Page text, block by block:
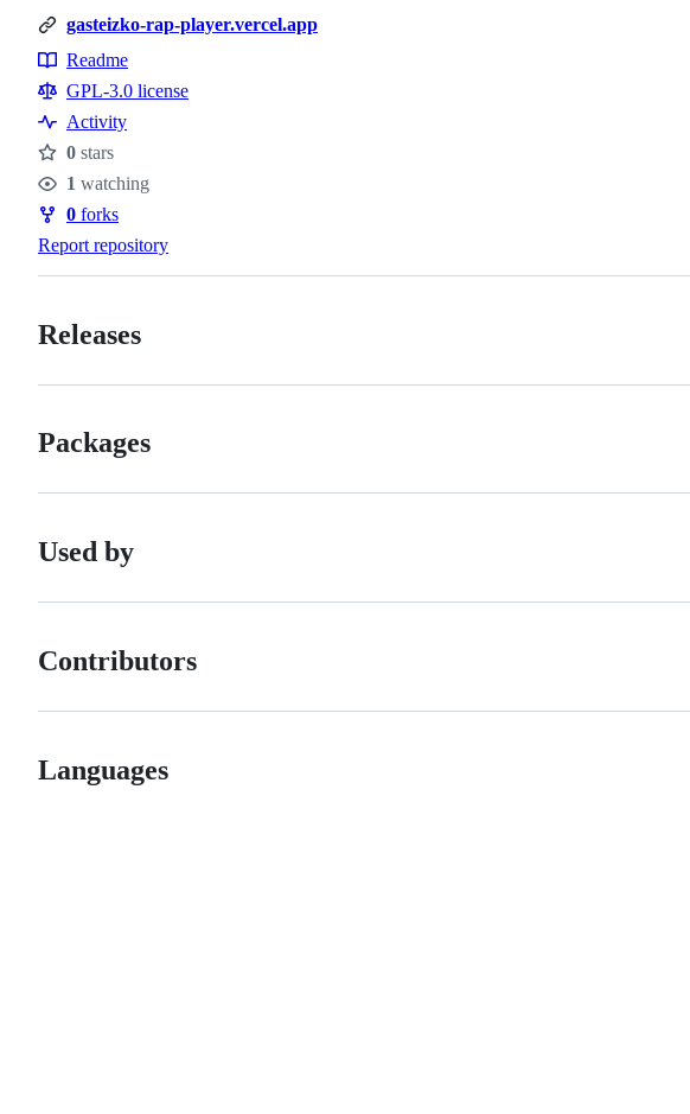
gasteizko-rap-player.vercel.app
Resources
Readme
GPL-3.0 license
Activity
Stars
0 stars
Watchers
1 watching
Forks
0 forks
Report repository
Releases
Packages
Used by
Contributors
Languages